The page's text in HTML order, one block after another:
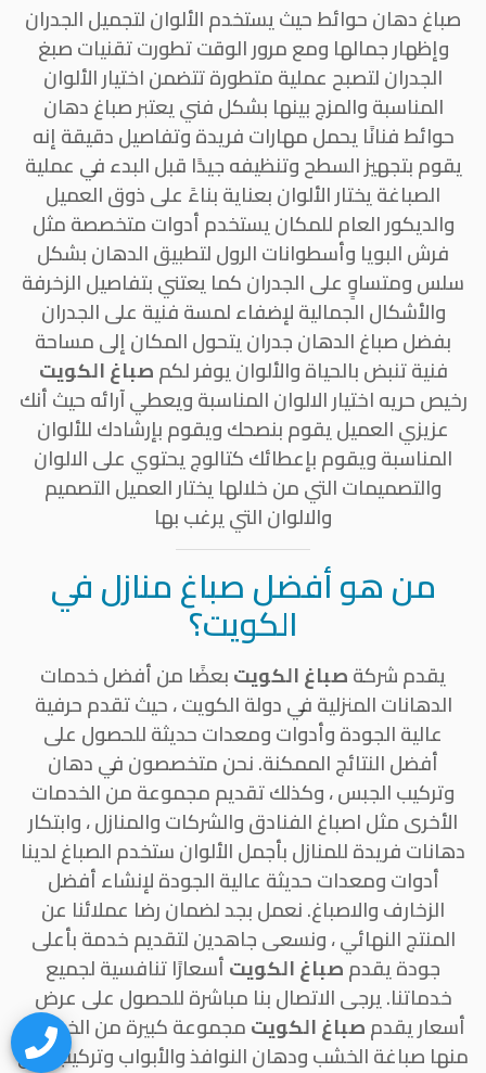
صباغ دهان حوائط حيث يستخدم الألوان لتجميل الجدران
وإظهار جمالها ومع مرور الوقت تطورت تقنيات صبغ
الجدران لتصبح عملية متطورة تتضمن اختيار الألوان
المناسبة والمزج بينها بشكل فني يعتبر صباغ دهان
حوائط فنانًا يحمل مهارات فريدة وتفاصيل دقيقة إنه
يقوم بتجهيز السطح وتنظيفه جيدًا قبل البدء في عملية
الصباغة يختار الألوان بعناية بناءً على ذوق العميل
والديكور العام للمكان يستخدم أدوات متخصصة مثل
فرش البويا وأسطوانات الرول لتطبيق الدهان بشكل
سلس ومتساوٍ على الجدران كما يعتني بتفاصيل الزخرفة
والأشكال الجمالية لإضفاء لمسة فنية على الجدران
بفضل صباغ الدهان جدران يتحول المكان إلى مساحة
فنية تنبض بالحياة والألوان يوفر لكمصباغ الكويت
رخيص حريه اختيار الالوان المناسبة ويعطي آرائه حيث أنك
عزيزي العميل يقوم بنصحك ويقوم بإرشادك للألوان
المناسبة ويقوم بإعطائك كتالوج يحتوي على الالوان
والتصميمات التي من خلالها يختار العميل التصميم
والالوان التي يرغب بها
من هو أفضل صباغ منازل في
الكويت؟
يقدم شركةصباغ الكويتبعضًا من أفضل خدمات
الدهانات المنزلية في دولة الكويت ، حيث تقدم حرفية
عالية الجودة وأدوات ومعدات حديثة للحصول على
أفضل النتائج الممكنة. نحن متخصصون في دهان
وتركيب الجبس ، وكذلك تقديم مجموعة من الخدمات
الأخرى مثل اصباغ الفنادق والشركات والمنازل ، وابتكار
دهانات فريدة للمنازل بأجمل الألوان ستخدم الصباغ لدينا
أدوات ومعدات حديثة عالية الجودة لإنشاء أفضل
الزخارف والاصباغ. نعمل بجد لضمان رضا عملائنا عن
المنتج النهائي ، ونسعى جاهدين لتقديم خدمة بأعلى
جودة يقدمصباغ الكويتأسعارًا تنافسية لجميع
خدماتنا. يرجى الاتصال بنا مباشرة للحصول على عرض
أسعار يقدمصباغ الكويتمجموعة كبيرة من الخدمات
منها صباغة الخشب ودهان النوافذ والأبواب وتركيب ورق